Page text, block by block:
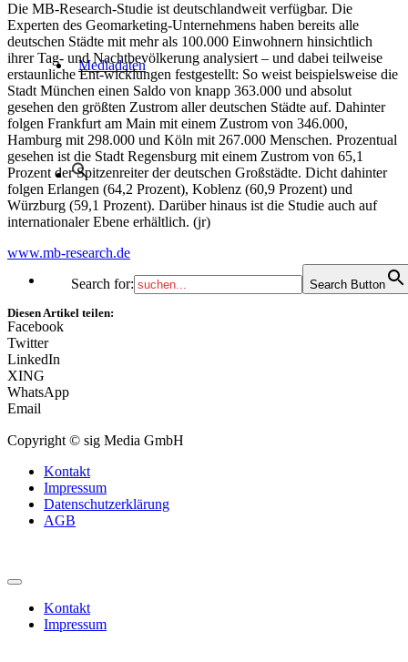
Mediadaten
Search for: Search Button
Die MB-Research-Studie ist deutschlandweit verfügbar. Die
Experten des Geomarketing-Unternehmens haben bereits alle
deutschen Städte mit mehr als 100.000 Einwohnern hinsichtlich
ihrer Tag- und Nachtbevölkerung analysiert – und dabei teilweise
erstaunliche Ent-wicklungen festgestellt: So weist beispielsweise die
Stadt München einen Saldo von knapp 363.000 und absolut
gesehen den größten Zustrom aller deutschen Städte auf. Dahinter
folgen Frankfurt am Main mit einem Zustrom von 346.000,
Hamburg mit 298.000 und Köln mit 267.000 Menschen. Prozentual
gesehen ist die Stadt Regensburg mit einem Zustrom von 65,1
Prozent der Spitzenreiter der deutschen Großstädte. Dicht dahinter
folgen Erlangen (64,2 Prozent), Koblenz (60,9 Prozent) und
Würzburg (59,1 Prozent). Darüber hinaus ist die Studie auch auf
internationaler Ebene erhältlich. (jr)
www.mb-research.de
Diesen Artikel teilen:
Facebook
Twitter
LinkedIn
XING
WhatsApp
Email
Copyright © sig Media GmbH
Kontakt
Impressum
Datenschutzerklärung
AGB
Kontakt
Impressum